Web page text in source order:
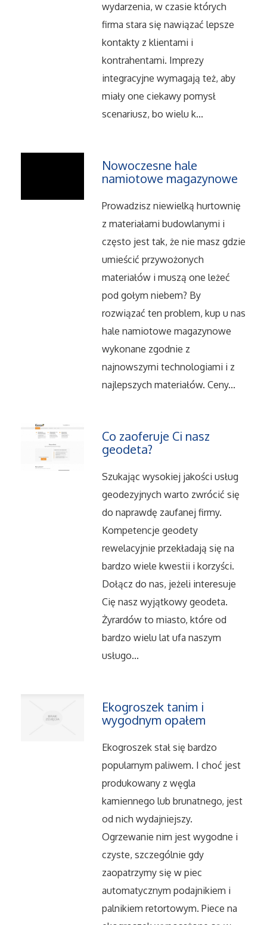
Ćwiczenia
Imprezy Integracyjne
Hobby
Informatyczne
Restauracje, Catering
Fotografia
Adwokaci, Porady Prawne
Ślub i Wesele
Weterynaryjne, Hodowla Zwierząt
Sprzątanie, Porządkowanie
Inne Usługi
Noclegi
Hotele i Noclegi
Podróże
Wypoczynek
Uroda
Dietetyka, Odchudzanie
Leczenie
Salony Kosmetyczne
Sprzęt Medyczny
Oprogramowanie
Oprogramowanie
wydarzenia, w czasie których
firma stara się nawiązać lepsze
kontakty z klientami i
kontrahentami. Imprezy
integracyjne wymagają też, aby
miały one ciekawy pomysł
scenariusz, bo wielu k...
Nowoczesne hale
namiotowe magazynowe
Prowadzisz niewielką hurtownię
z materiałami budowlanymi i
często jest tak, że nie masz gdzie
umieścić przywożonych
materiałów i muszą one leżeć
pod gołym niebem? By
rozwiązać ten problem, kup u nas
hale namiotowe magazynowe
wykonane zgodnie z
najnowszymi technologiami i z
najlepszych materiałów. Ceny...
Co zaoferuje Ci nasz
geodeta?
Szukając wysokiej jakości usług
geodezyjnych warto zwrócić się
do naprawdę zaufanej firmy.
Kompetencje geodety
rewelacyjnie przekładają się na
bardzo wiele kwestii i korzyści.
Dołącz do nas, jeżeli interesuje
Cię nasz wyjątkowy geodeta.
Żyrardów to miasto, które od
bardzo wielu lat ufa naszym
usługo...
Ekogroszek tanim i
wygodnym opałem
Ekogroszek stał się bardzo
popularnym paliwem. I choć jest
produkowany z węgla
kamiennego lub brunatnego, jest
od nich wydajniejszy.
Ogrzewanie nim jest wygodne i
czyste, szczególnie gdy
zaopatrzymy się w piec
automatycznym podajnikiem i
palnikiem retortowym. Piece na